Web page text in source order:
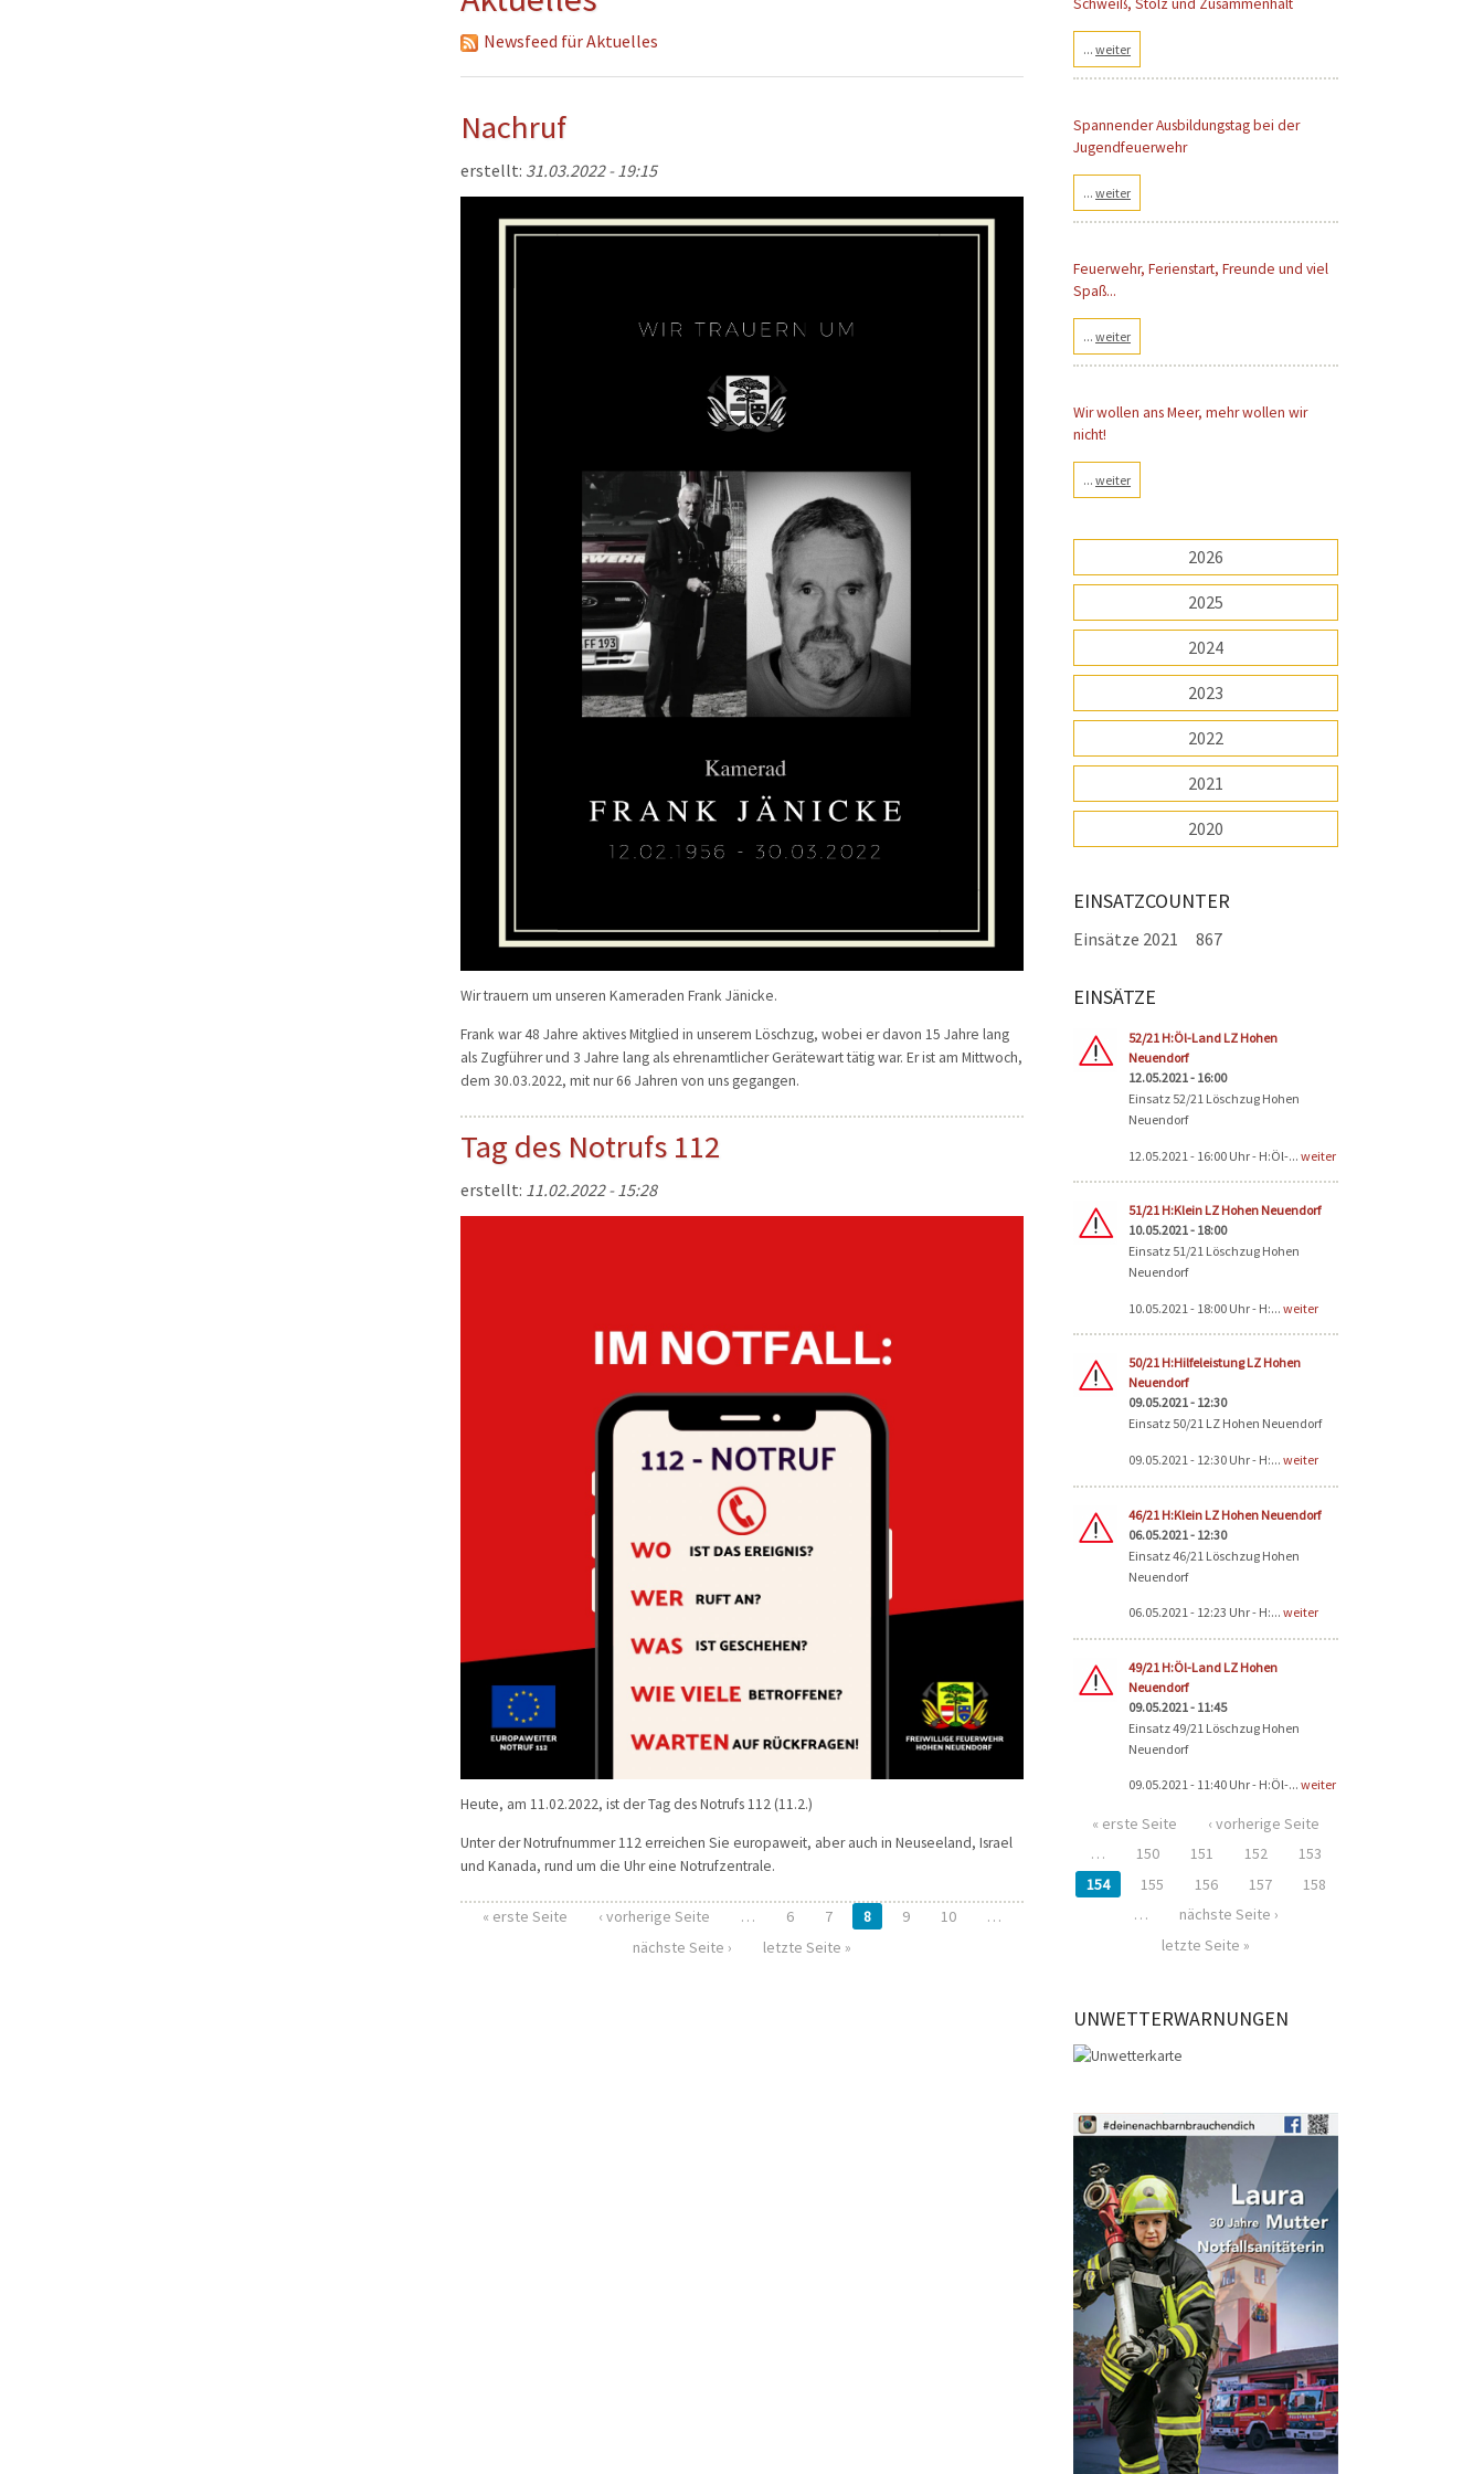
Newsfeed für Aktuelles
Nachruf
erstellt: 31.03.2022 - 19:15
Wir trauern um unseren Kameraden Frank Jänicke.
Frank war 48 Jahre aktives Mitglied in unserem Löschzug, wobei er davon 15 Jahre lang
als Zugführer und 3 Jahre lang als ehrenamtlicher Gerätewart tätig war. Er ist am Mittwoch,
dem 30.03.2022, mit nur 66 Jahren von uns gegangen.
Tag des Notrufs 112
erstellt: 11.02.2022 - 15:28
Heute, am 11.02.2022, ist der Tag des Notrufs 112 (11.2.)
Unter der Notrufnummer 112 erreichen Sie europaweit, aber auch in Neuseeland, Israel
und Kanada, rund um die Uhr eine Notrufzentrale.
Seiten
« erste Seite ‹ vorherige Seite … 6 7 8 9 10
…
nächste Seite ›
letzte Seite »
Schweiß, Stolz und Zusammenhalt
... weiter
Spannender Ausbildungstag bei der
Jugendfeuerwehr
... weiter
Feuerwehr, Ferienstart, Freunde und viel
Spaß...
... weiter
Wir wollen ans Meer, mehr wollen wir
nicht!
... weiter
2026
2025
2024
2023
2022
2021
2020
EINSATZCOUNTER
Einsätze 2021 867
EINSÄTZE
52/21 H:Öl-Land LZ Hohen
Neuendorf
12.05.2021 - 16:00
Einsatz 52/21 Löschzug Hohen
Neuendorf
12.05.2021 - 16:00 Uhr - H:Öl-... weiter
51/21 H:Klein LZ Hohen Neuendorf
10.05.2021 - 18:00
Einsatz 51/21 Löschzug Hohen
Neuendorf
10.05.2021 - 18:00 Uhr - H:... weiter
50/21 H:Hilfeleistung LZ Hohen
Neuendorf
09.05.2021 - 12:30
Einsatz 50/21 LZ Hohen Neuendorf
09.05.2021 - 12:30 Uhr - H:... weiter
46/21 H:Klein LZ Hohen Neuendorf
06.05.2021 - 12:30
Einsatz 46/21 Löschzug Hohen
Neuendorf
06.05.2021 - 12:23 Uhr - H:... weiter
49/21 H:Öl-Land LZ Hohen
Neuendorf
09.05.2021 - 11:45
Einsatz 49/21 Löschzug Hohen
Neuendorf
09.05.2021 - 11:40 Uhr - H:Öl-... weiter
Seiten
« erste Seite
‹ vorherige Seite
…
150 151 152
153
154
155 156 157
158
…
nächste Seite ›
letzte Seite »
UNWETTERWARNUNGEN